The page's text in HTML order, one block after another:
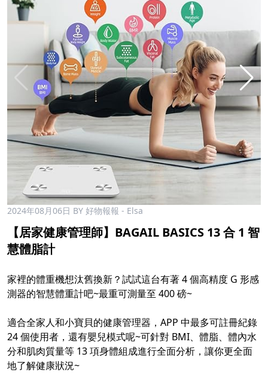
2024年08月06日 BY 好物報報 - Elsa
【居家健康管理師】BAGAIL BASICS 13 合 1 智
慧體脂計
家裡的體重機想汰舊換新？試試這台有著 4 個高精度 G 形感
測器的智慧體重計吧~最重可測量至 400 磅~
適合全家人和小寶貝的健康管理器，APP 中最多可註冊紀錄
24 個使用者，還有嬰兒模式呢~可針對 BMI、體脂、體內水
分和肌肉質量等 13 項身體組成進行全面分析，讓你更全面
地了解健康狀況~